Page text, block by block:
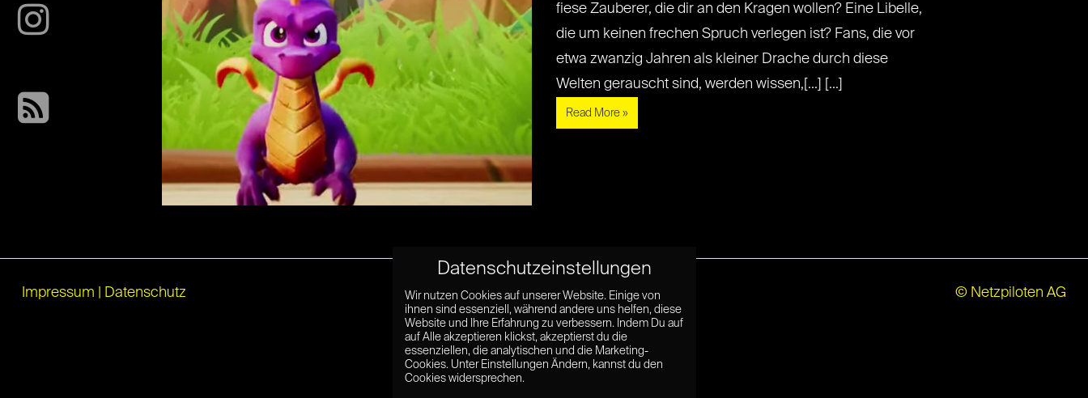
fiese Zauberer, die dir an den Kragen wollen? Eine Libelle,
die um keinen frechen Spruch verlegen ist? Fans, die vor
etwa zwanzig Jahren als kleiner Drache durch diese
Welten gerauscht sind, werden wissen,[...] [...]
Read More »
Impressum Datenschutz © Netzpiloten AG
Datenschutzeinstellungen
Wir nutzen Cookies auf unserer Website. Einige von
ihnen sind essenziell, während andere uns helfen, diese
Website und Ihre Erfahrung zu verbessern. Indem Du auf
auf Alle akzeptieren klickst, akzeptierst du die
essenziellen, die analytischen und die Marketing-
Cookies. Unter Einstellungen Ändern, kannst du den
Cookies widersprechen.